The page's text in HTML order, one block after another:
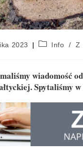
2023 Info / Z
wiadomość
Spytaliśmy